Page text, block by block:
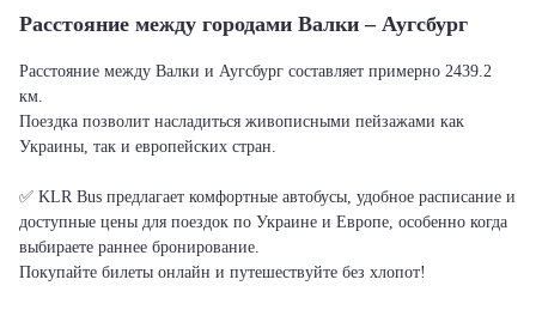
Расстояние между городами Валки – Аугсбург
Расстояние между Валки и Аугсбург составляет примерно 2439.2
км.
Поездка позволит насладиться живописными пейзажами как
Украины, так и европейских стран.
✅ KLR Bus предлагает комфортные автобусы, удобное расписание и
доступные цены для поездок по Украине и Европе, особенно когда
выбираете раннее бронирование.
Покупайте билеты онлайн и путешествуйте без хлопот!